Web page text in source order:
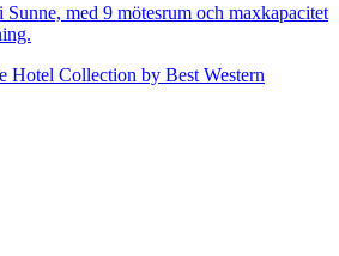
med 9 mötesrum och maxkapacitet
Hotel Collection by Best Western